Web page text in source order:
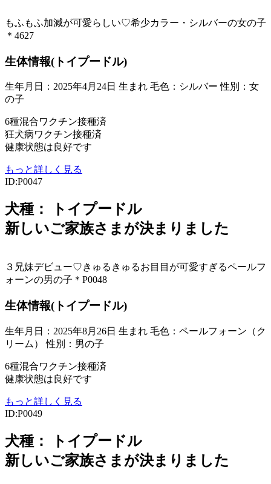
もふもふ加減が可愛らしい♡希少カラー・シルバーの女の子
＊4627
生体情報(トイプードル)
生年月日：2025年4月24日 生まれ 毛色：シルバー 性別：女
の子
6種混合ワクチン接種済
狂犬病ワクチン接種済
健康状態は良好です
もっと詳しく見る
ID:P0047
犬種：
トイプードル
新しいご家族さまが決まりました
３兄妹デビュー♡きゅるきゅるお目目が可愛すぎるペールフ
ォーンの男の子＊P0048
生体情報(トイプードル)
生年月日：2025年8月26日 生まれ 毛色：ペールフォーン（ク
リーム）
性別：男の子
6種混合ワクチン接種済
健康状態は良好です
もっと詳しく見る
ID:P0049
犬種：
トイプードル
新しいご家族さまが決まりました